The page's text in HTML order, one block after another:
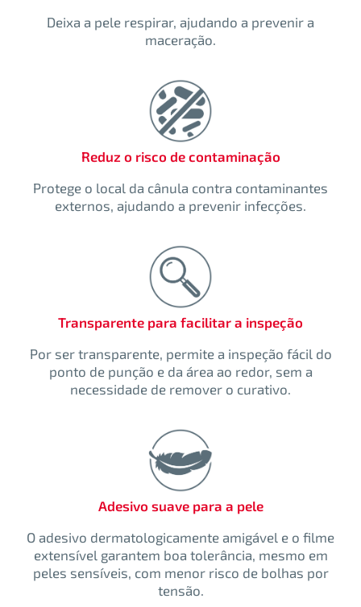
Deixa a pele respirar, ajudando a prevenir a
maceração.
Reduz o risco de contaminação
Protege o local da cânula contra contaminantes
externos, ajudando a prevenir infecções.
Transparente para facilitar a inspeção
Por ser transparente, permite a inspeção fácil do
ponto de punção e da área ao redor, sem a
necessidade de remover o curativo.
Adesivo suave para a pele
O adesivo dermatologicamente amigável e o filme
extensível garantem boa tolerância, mesmo em
peles sensíveis, com menor risco de bolhas por
tensão.